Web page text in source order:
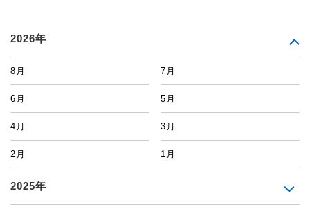
2026年
8月 7月
6月 5月
4月 3月
2月 1月
2025年